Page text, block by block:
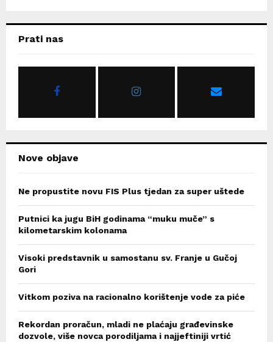
hPrati nas
Nove objave
Ne propustite novu FIS Plus tjedan za super uštede
Putnici ka jugu BiH godinama “muku muče” s
kilometarskim kolonama
Visoki predstavnik u samostanu sv. Franje u Gučoj
Gori
Vitkom poziva na racionalno korištenje vode za piće
Rekordan proračun, mladi ne plaćaju građevinske
dozvole, više novca porodiljama i najjeftiniji vrtić